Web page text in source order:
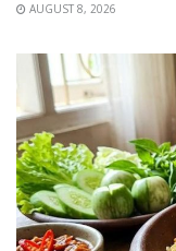
AUGUST 8, 2026